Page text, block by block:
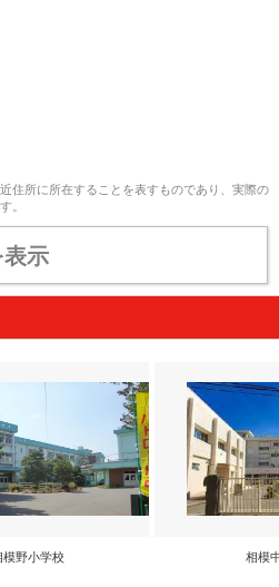
住所に所在することを表すものであり、実際の
。
示
模野小学校 相模